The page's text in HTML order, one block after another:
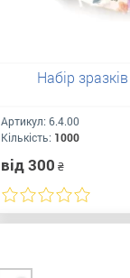
Набір
Артикул: 6.4.00
Кількість: 1000
від 300 ₴